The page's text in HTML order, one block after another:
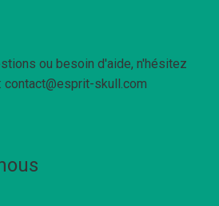
ou besoin d'aide, n'hésitez
contact@esprit-skull.com